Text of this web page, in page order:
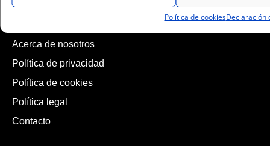
Política de cookiesDeclaración
Acerca de nosotros
Política de privacidad
Política de cookies
Política legal
Contacto